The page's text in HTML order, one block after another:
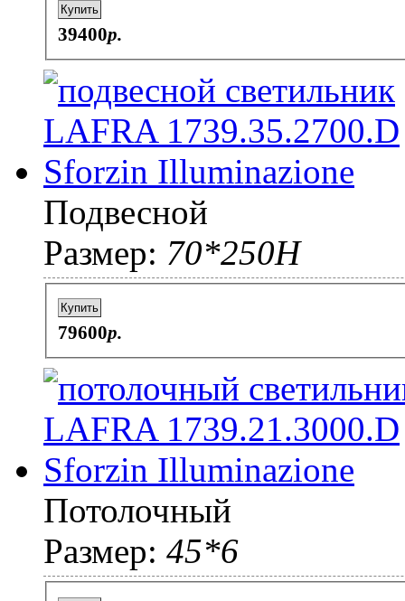
Купить
39400p.
Подвесной
Размер: 70*250H
Купить
79600p.
Потолочный
Размер: 45*6